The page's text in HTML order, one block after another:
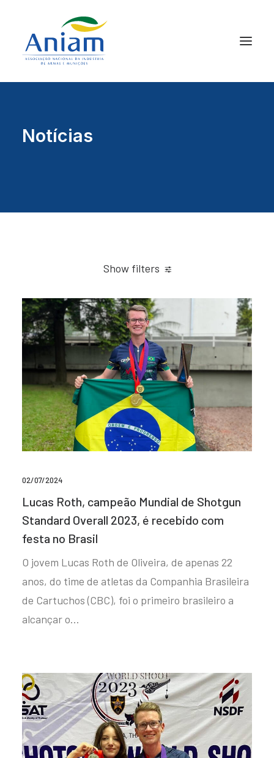
Notícias
Show filters
02/07/2024
Lucas Roth, campeão Mundial de Shotgun
Standard Overall 2023, é recebido com
festa no Brasil
O jovem Lucas Roth de Oliveira, de apenas 22
anos, do time de atletas da Companhia Brasileira
de Cartuchos (CBC), foi o primeiro brasileiro a
alcançar o…